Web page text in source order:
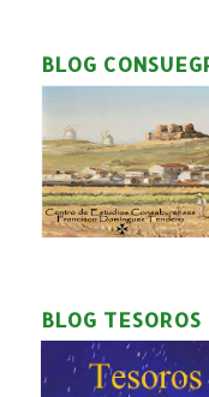
BLOG
BLOG